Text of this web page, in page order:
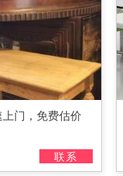
门，免费估价
联系